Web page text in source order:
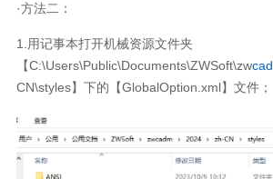
·方法二：
1.用记事本打开机械资源文件夹
【C:\Users\Public\Documents\ZWSoft\zwcad
CN\styles】下的【GlobalOption.xml】文件；